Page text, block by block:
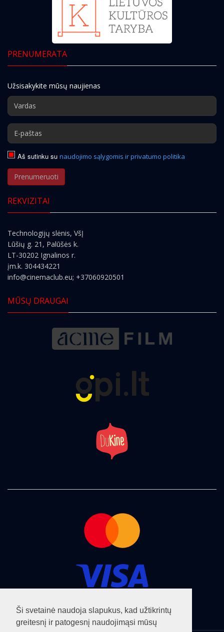
Ši svetainė naudoja slapukus, kad užtikrintų
greitesnį ir patogesnį naudojimąsi mūsų
PRENUMERATA
Užsisakykite mūsų naujienas
Aš sutinku su naudojimo sąlygomis ir privatumo politika
Prenumeruoti
REKVIZITAI
Technologijų slėnis, VšĮ
Lūšių g. 21, Palūšės k.
LT-30202 Ignalinos r.
įm.k. 304434221
info@cinemaclub.eu; +37060920501
MŪSŲ DRAUGAI